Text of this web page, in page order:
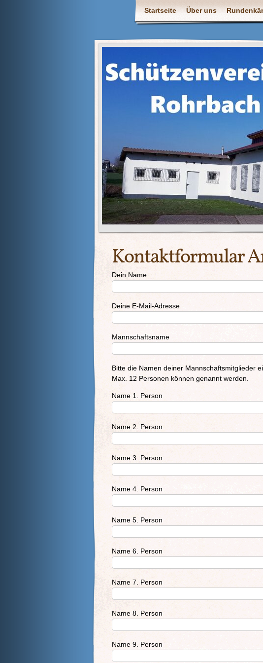
Startseite Über uns
Kontaktformular
Dein Name
Deine E-Mail-Adresse
Mannschaftsname
Bitte die Namen deiner Mannschaftsmitglieder
Max. 12 Personen können genannt werden.
Name 1. Person
Name 2. Person
Name 3. Person
Name 4. Person
Name 5. Person
Name 6. Person
Name 7. Person
Name 8. Person
Name 9. Person